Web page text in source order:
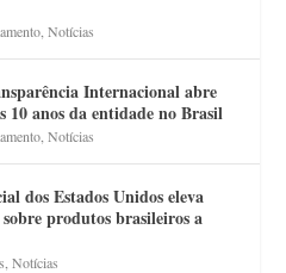
,Notícias
Internacional abre
10 anos da entidade no Brasil
,Notícias
dos Estados Unidos eleva
produtos brasileiros a
,Notícias